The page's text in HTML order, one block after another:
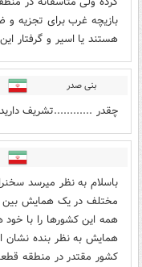
بازیچه غرب برای تجزیه
هستند یا اسیر و گرفتار
بنی صدر
چقدر ............تشریف
باسلام به نظر میرسد
مختلف در یک همایش بین
همه این کشورها را با
همایش به نظر بنده نشان
کشور مقتدر در منطقه